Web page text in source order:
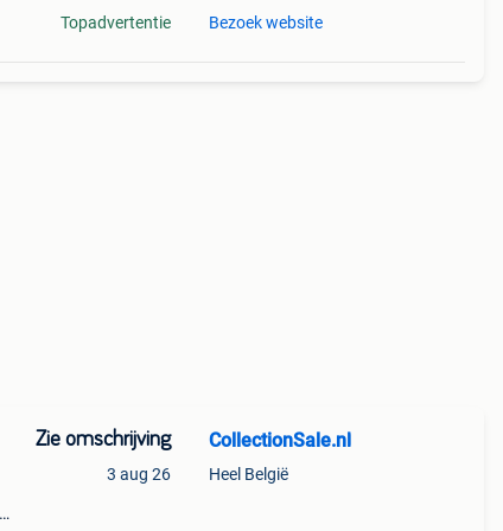
Topadvertentie Bezoek website
Zie omschrijving
3 aug 26
CollectionSale.nl
Heel België